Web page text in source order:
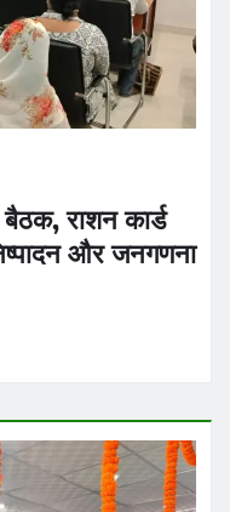
बैठक, राशन कार्ड
और जनगणना